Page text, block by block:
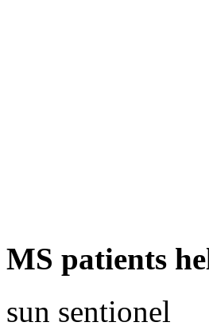
MS patients
sun sentionel